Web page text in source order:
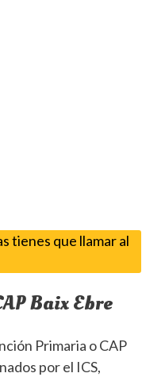
tienes que llamar al
Baix Ebre
Primaria o CAP
por el ICS,